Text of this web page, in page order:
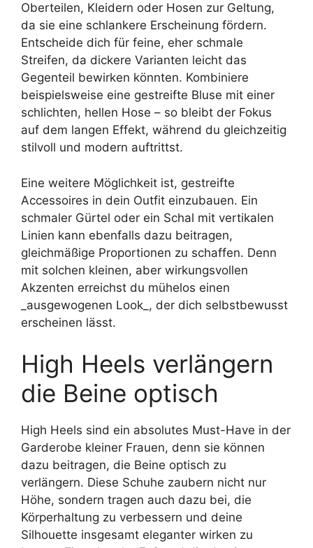
Oberteilen, Kleidern oder Hosen zur Geltung,
da sie eine schlankere Erscheinung fördern.
Entscheide dich für feine, eher schmale
Streifen, da dickere Varianten leicht das
Gegenteil bewirken könnten. Kombiniere
beispielsweise eine gestreifte Bluse mit einer
schlichten, hellen Hose – so bleibt der Fokus
auf dem langen Effekt, während du gleichzeitig
stilvoll und modern auftrittst.
Eine weitere Möglichkeit ist, gestreifte
Accessoires in dein Outfit einzubauen. Ein
schmaler Gürtel oder ein Schal mit vertikalen
Linien kann ebenfalls dazu beitragen,
gleichmäßige Proportionen zu schaffen. Denn
mit solchen kleinen, aber wirkungsvollen
Akzenten erreichst du mühelos einen
_ausgewogenen Look_, der dich selbstbewusst
erscheinen lässt.
High Heels verlängern
die Beine optisch
High Heels sind ein absolutes Must-Have in der
Garderobe kleiner Frauen, denn sie können
dazu beitragen, die Beine optisch zu
verlängern. Diese Schuhe zaubern nicht nur
Höhe, sondern tragen auch dazu bei, die
Körperhaltung zu verbessern und deine
Silhouette insgesamt eleganter wirken zu